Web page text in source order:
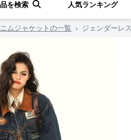
を検索 人気ランキング
ムジャケットの一覧 › ジェンダーレ